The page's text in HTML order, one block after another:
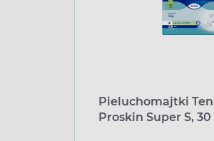
Pieluchomajtki
Proskin Super S,